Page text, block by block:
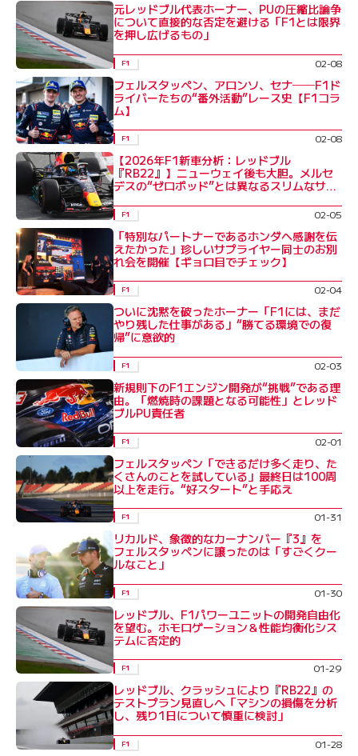
元レッドブル代表ホーナー、PUの圧縮比論争
について直接的な否定を避ける「F1とは限界
を押し広げるもの」
F1 02-08
フェルスタッペン、アロンソ、セナ──F1ド
ライバーたちの“番外活動”レース史【F1コラ
ム】
F1 02-08
【2026年F1新車分析：レッドブル
『RB22』】ニューウェイ後も大胆。メルセ
デスの“ゼロポッド”とは異なるスリムなサイ
F1 02-05
「特別なパートナーであるホンダへ感謝を伝
えたかった」珍しいサプライヤー同士のお別
れ会を開催【ギョロ目でチェック】
F1 02-04
ついに沈黙を破ったホーナー「F1には、まだ
やり残した仕事がある」“勝てる環境での復
帰”に意欲的
F1 02-03
新規則下のF1エンジン開発が“挑戦”である理
由。「燃焼時の課題となる可能性」とレッド
ブルPU責任者
F1 02-01
フェルスタッペン「できるだけ多く走り、た
くさんのことを試している」最終日は100周
以上を走行。“好スタート”と手応え
F1 01-31
リカルド、象徴的なカーナンバー『3』を
フェルスタッペンに譲ったのは「すごくクー
ルなこと」
F1 01-30
レッドブル、F1パワーユニットの開発自由化
を望む。ホモロゲーション＆性能均衡化シス
テムに否定的
F1 01-29
レッドブル、クラッシュにより『RB22』の
テストプラン見直しへ「マシンの損傷を分析
し、残り1日について慎重に検討」
F1 01-28